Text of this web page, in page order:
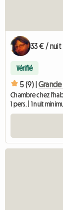
33 € / nuit
Vérifié
5 (9) | Grande
Chambre chez
1 pers. | 1 nuit